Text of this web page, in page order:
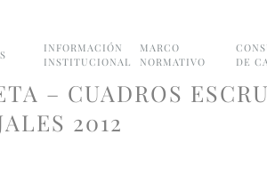
INFORMACIÓN
INSTITUCIONAL
MARCO
NORMATIVO
DE
– CUADROS
2012